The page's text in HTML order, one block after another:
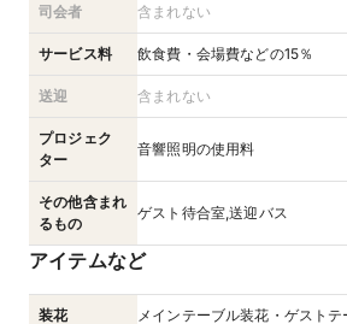
司会者 含まれない
サービス料 飲食費・会場費などの15％
送迎 含まれない
プロジェク
ター
音響照明の使用料
その他含まれ
るもの
ゲスト待合室,送迎バス
アイテムなど
装花 メインテーブル装花・ゲスト